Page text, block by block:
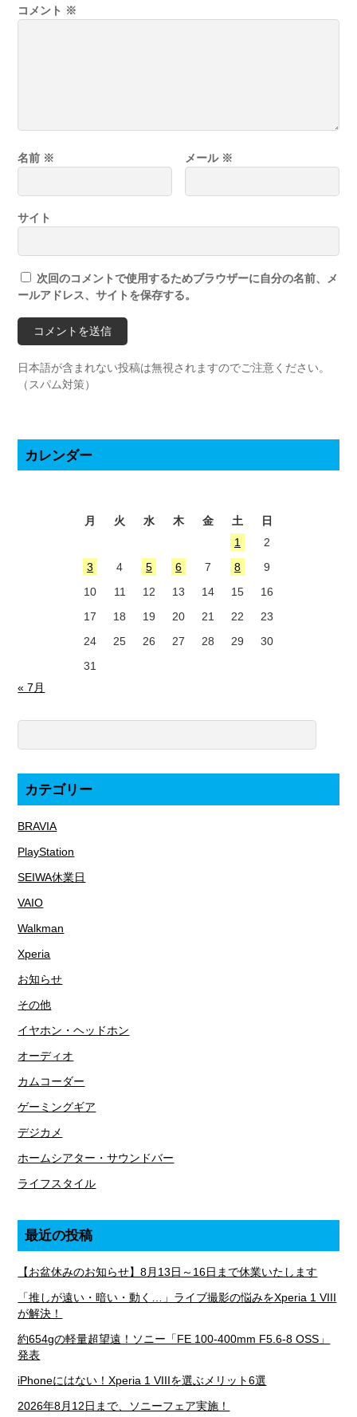
コメント ※
名前 ※ メール ※
サイト
次回のコメントで使用するためブラウザーに自分の名前、メ
ールアドレス、サイトを保存する。
日本語が含まれない投稿は無視されますのでご注意ください。
（スパム対策）
カレンダー
月 火 水 木 金 土
日
1
2
3
4 5 6 7 8
9
10
11 12 13 14 15
16
17
18 19 20 21 22
23
24
25 26 27 28 29
30
31
« 7月
カテゴリー
BRAVIA
PlayStation
SEIWA休業日
VAIO
Walkman
Xperia
お知らせ
その他
イヤホン・ヘッドホン
オーディオ
カムコーダー
ゲーミングギア
デジカメ
ホームシアター・サウンドバー
ライフスタイル
最近の投稿
【お盆休みのお知らせ】8月13日～16日まで休業いたします
「推しが遠い・暗い・動く…」ライブ撮影の悩みをXperia 1 VIII
が解決！
約654gの軽量超望遠！ソニー「FE 100-400mm F5.6-8 OSS」
発表
iPhoneにはない！Xperia 1 VIIIを選ぶメリット6選
2026年8月12日まで、ソニーフェア実施！